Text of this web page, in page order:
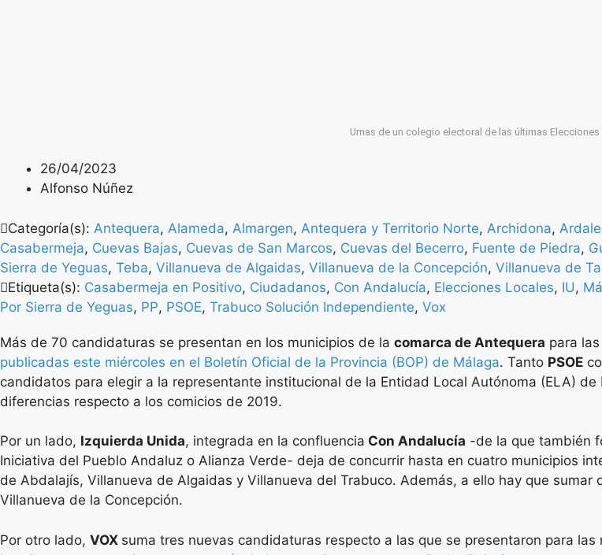
Urnas de un colegio electoral de las últimas
26/04/2023
Alfonso Núñez
Categoría(s): Antequera, Alameda, Almargen, Antequera y Territorio Norte, Archidona,
Casabermeja, Cuevas Bajas, Cuevas de San Marcos, Cuevas del Becerro, Fuente de Piedra,
Sierra de Yeguas, Teba, Villanueva de Algaidas, Villanueva de la Concepción, Villanueva de
Etiqueta(s): Casabermeja en Positivo, Ciudadanos, Con Andalucía, Elecciones Locales, IU,
Por Sierra de Yeguas, PP, PSOE, Trabuco Solución Independiente, Vox
Más de 70 candidaturas se presentan en los municipios de la comarca de Antequera para las
publicadas este miércoles en el Boletín Oficial de la Provincia (BOP) de Málaga. Tanto PSOE
candidatos para elegir a la representante institucional de la Entidad Local Autónoma (ELA)
diferencias respecto a los comicios de 2019.
Por un lado, Izquierda Unida, integrada en la confluencia Con Andalucía -de la que también
Iniciativa del Pueblo Andaluz o Alianza Verde- deja de concurrir hasta en cuatro municipios
de Abdalajís, Villanueva de Algaidas y Villanueva del Trabuco. Además, a ello hay que
Villanueva de la Concepción.
Por otro lado, VOX suma tres nuevas candidaturas respecto a las que se presentaron para